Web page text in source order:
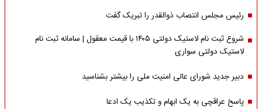
رئیس مجلس انتصاب ذوالقدر را تبریک گفت
شروع ثبت نام لاستیک دولتی ۱۴۰۵ با قیمت معقول | سامانه ثبت نام
لاستیک دولتی سواری
دبیر جدید شورای عالی امنیت ملی را بیشتر بشناسید
پاسخ عراقچی به یک ابهام و تکذیب یک ادعا